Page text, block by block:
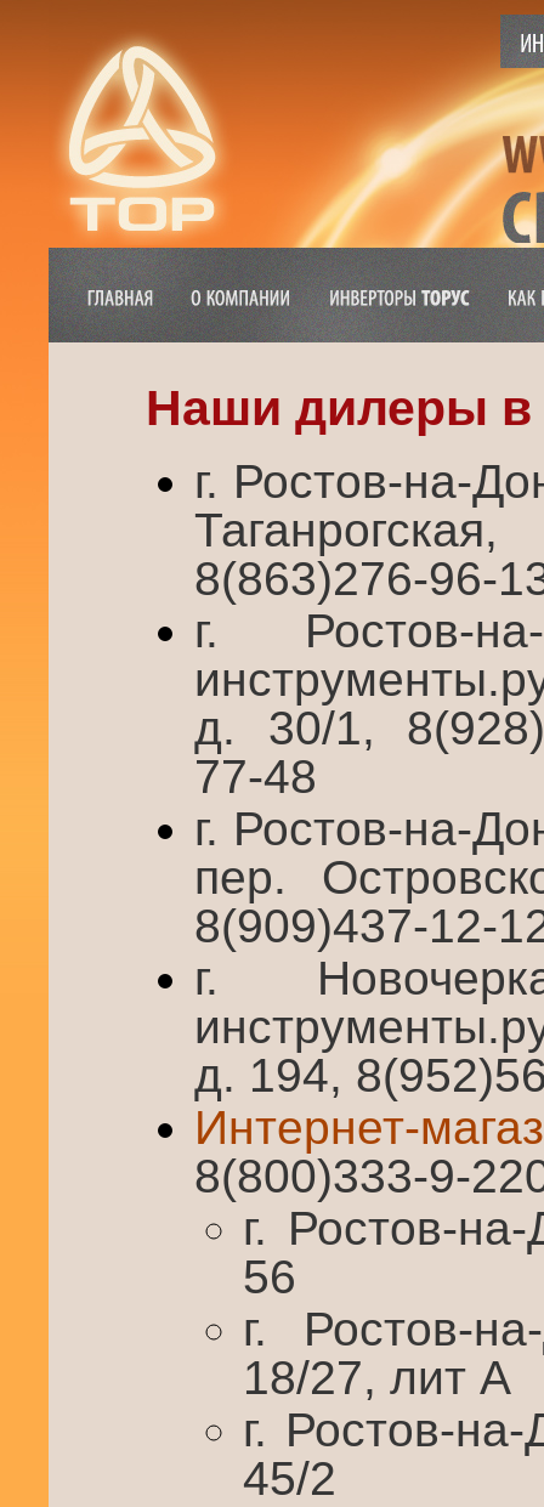
Наши дилеры в
г. Ростов-на-
8(863)276-96-
г. Ростов-
д. 30/1,
77-48
г. Ростов-на-
пер.
8(909)437-12-
г.
д. 194,
Интернет-
8(800)333-9-
г. Ростов-
56
г. Ростов-
18/27, лит А
г. Ростов-
45/2